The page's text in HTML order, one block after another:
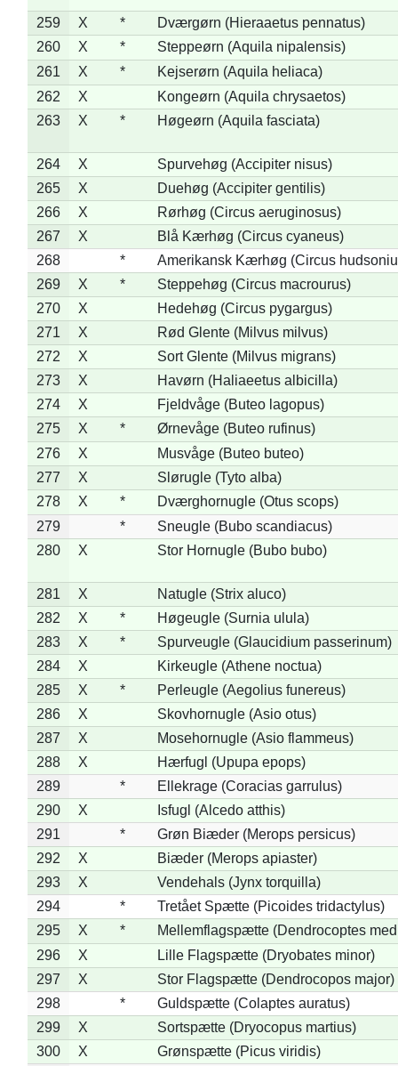
259 X *
Dværgørn (Hieraaetus pennatus)
260
X *
Steppeørn (Aquila nipalensis)
261
X *
Kejserørn (Aquila heliaca)
262
X
Kongeørn (Aquila chrysaetos)
263
X * Høgeørn (Aquila fasciata)
264 X
Spurvehøg (Accipiter nisus)
265
X
Duehøg (Accipiter gentilis)
266
X
Rørhøg (Circus aeruginosus)
267
X
Blå Kærhøg (Circus cyaneus)
268
*
Amerikansk Kærhøg (Circus
269
X *
Steppehøg (Circus macrourus)
270
X
Hedehøg (Circus pygargus)
271
X
Rød Glente (Milvus milvus)
272
X
Sort Glente (Milvus migrans)
273
X
Havørn (Haliaeetus albicilla)
274
X
Fjeldvåge (Buteo lagopus)
275
X *
Ørnevåge (Buteo rufinus)
276
X
Musvåge (Buteo buteo)
277
X
Slørugle (Tyto alba)
278
X *
Dværghornugle (Otus scops)
279
*
Sneugle (Bubo scandiacus)
280
X Stor Hornugle (Bubo bubo)
281 X
Natugle (Strix aluco)
282
X *
Høgeugle (Surnia ulula)
283
X *
Spurveugle (Glaucidium passerinum)
284
X
Kirkeugle (Athene noctua)
285
X *
Perleugle (Aegolius funereus)
286
X
Skovhornugle (Asio otus)
287
X
Mosehornugle (Asio flammeus)
288
X
Hærfugl (Upupa epops)
289
*
Ellekrage (Coracias garrulus)
290
X
Isfugl (Alcedo atthis)
291
*
Grøn Biæder (Merops persicus)
292
X
Biæder (Merops apiaster)
293
X
Vendehals (Jynx torquilla)
294
*
Tretået Spætte (Picoides tridactylus)
295
X *
Mellemflagspætte (Dendrocoptes
296
X
Lille Flagspætte (Dryobates minor)
297
X
Stor Flagspætte (Dendrocopos major)
298
*
Guldspætte (Colaptes auratus)
299
X
Sortspætte (Dryocopus martius)
300
X
Grønspætte (Picus viridis)